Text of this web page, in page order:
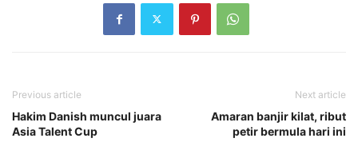
Previous article
Hakim Danish muncul juara
Asia Talent Cup
Next article
Amaran banjir kilat, ribut
petir bermula hari ini